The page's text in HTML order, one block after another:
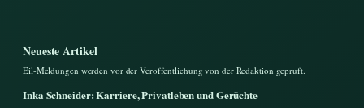
Neueste Artikel
Eil-Meldungen werden vor der Veroffentlichung von der Redaktion gepruft.
Inka Schneider: Karriere, Privatleben und Gerüchte